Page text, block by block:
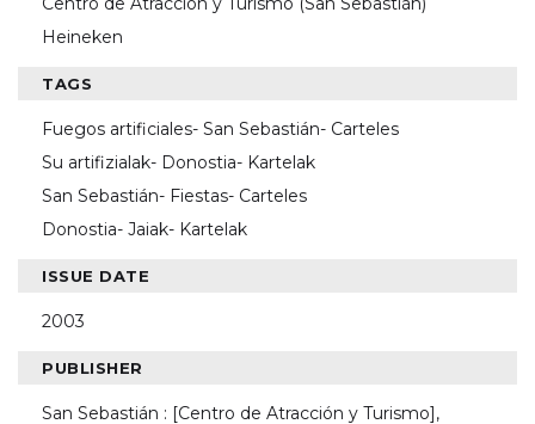
Heineken
TAGS
Fuegos artificiales- San Sebastián- Carteles
Su artifizialak- Donostia- Kartelak
San Sebastián- Fiestas- Carteles
Donostia- Jaiak- Kartelak
ISSUE DATE
2003
PUBLISHER
San Sebastián : [Centro de Atracción y Turismo],